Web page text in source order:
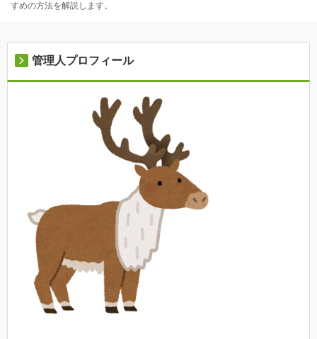
すめの方法を解説します。
管理人プロフィール